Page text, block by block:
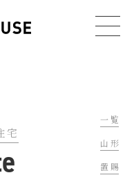
宅
一 覧
山 形
置 賜